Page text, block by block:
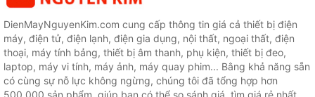
DienMayNguyenKim.com cung cấp thông tin giá cả thiết bị điện
máy, điện tử, điện lạnh, điện gia dụng, nội thất, ngoại thất, điện
thoại, máy tính bảng, thiết bị âm thanh, phụ kiện, thiết bị đeo,
laptop, máy vi tính, máy ảnh, máy quay phim... Bằng khả năng sẵn
có cùng sự nỗ lực không ngừng, chúng tôi đã tổng hợp hơn
500.000 sản phẩm, giúp bạn có thể so sánh giá, tìm giá rẻ nhất